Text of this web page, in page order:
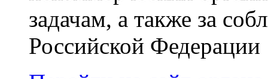
задачам, а также за
Российской Федерации